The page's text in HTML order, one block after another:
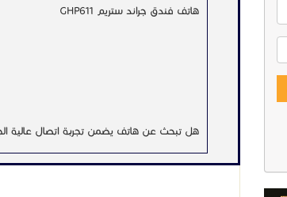
هاتف فندق جراند ستريم GHP611
هل تبحث عن هاتف يضمن تجربة اتصال عالية